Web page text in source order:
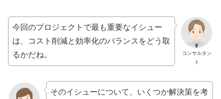
コンサルタン
ト
今回のプロジェクトで最も重要なイシュー
は、コスト削減と効率化のバランスをどう取
るかだね。
そのイシューについて、いくつか解決策を考